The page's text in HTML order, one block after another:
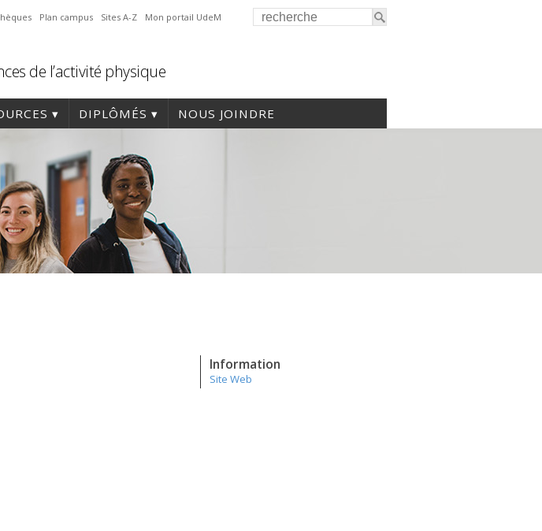
Plan campus Sites A-Z Mon portail UdeM
de l’activité physique
DIPLÔMÉS NOUS JOINDRE
Information
Site Web